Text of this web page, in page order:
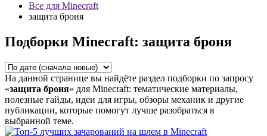
Все для Minecraft
защита броня
Подборки Minecraft: защита броня
На данной странице вы найдёте раздел подборки по запросу
«защита броня» для Minecraft: тематические материалы,
полезные гайды, идеи для игры, обзоры механик и другие
публикации, которые помогут лучше разобраться в
выбранной теме.